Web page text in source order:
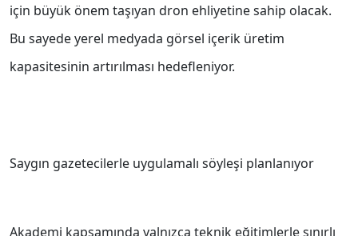
için büyük önem taşıyan dron ehliyetine sahip olacak.
Bu sayede yerel medyada görsel içerik üretim
kapasitesinin artırılması hedefleniyor.
Saygın gazetecilerle uygulamalı söyleşi planlanıyor
Akademi kapsamında yalnızca teknik eğitimlerle sınırlı